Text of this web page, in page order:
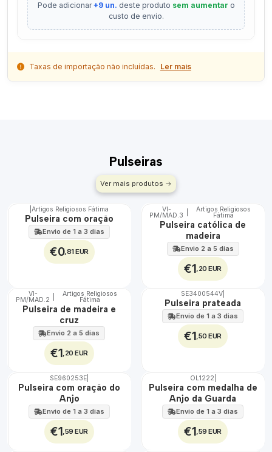
Pode adicionar+9 un. deste produto sem aumentar o
custo de envio.
Taxas de importação não incluídas. Ler mais
Pulseiras
Ver mais produtos
TOP
Artigos Religiosos Fátima
Pulseira com oração
Envio de 1 a 3 dias
€0,81 EUR
VI-
PM/MAD.3
Artigos Religiosos
Fátima
Pulseira católica de
madeira
Envio 2 a 5 dias
€1 ,20 EUR
VI-
PM/MAD.2
Artigos Religiosos
Fátima
Pulseira de madeira e
cruz
Envio 2 a 5 dias
€1 ,20 EUR
Não Disponível
SE3400544V
Pulseira prateada
Envio de 1 a 3 dias
€1 ,50 EUR
SE960253E|
Pulseira com oração do
Anjo
Envio de 1 a 3 dias
€1 ,59 EUR
OL1222
Pulseira com medalha de
Anjo da Guarda
Envio de 1 a 3 dias
€1 ,59 EUR